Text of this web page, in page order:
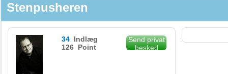
Stenpusheren
34 Indlæg
126 Point
Send privat
besked